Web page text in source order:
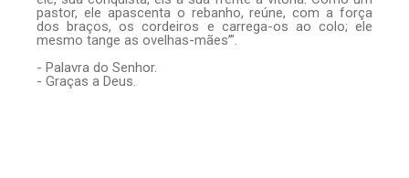
pastor, ele apascenta o rebanho, reúne, com a força
dos braços, os cordeiros e carrega-os ao colo; ele
mesmo tange as ovelhas-mães’”.
- Palavra do Senhor.
- Graças a Deus.